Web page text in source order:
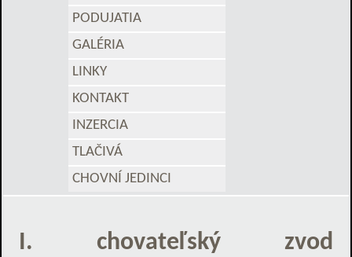
PODUJATIA
GALÉRIA
LINKY
KONTAKT
INZERCIA
TLAČIVÁ
CHOVNÍ JEDINCI
I. chovateľský zvod